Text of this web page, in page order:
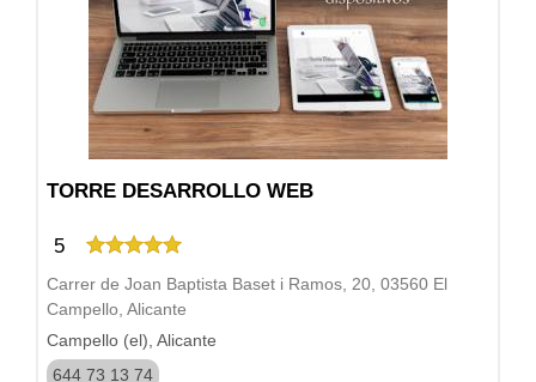
TORRE DESARROLLO WEB
5
Carrer de Joan Baptista Baset i Ramos, 20, 03560 El
Campello, Alicante
Campello (el), Alicante
644 73 13 74